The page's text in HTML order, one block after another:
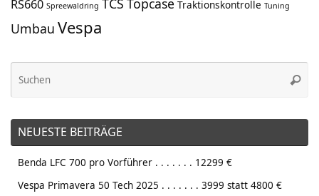
RS660 Spreewaldring TCS Topcase Traktionskontrolle Tuning
Umbau Vespa
NEUESTE BEITRÄGE
Benda LFC 700 pro Vorführer . . . . . . . 12299 €
Vespa Primavera 50 Tech 2025 . . . . . . . 3999 statt 4800 €